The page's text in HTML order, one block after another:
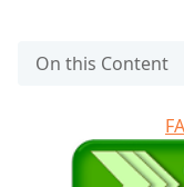
On this Content